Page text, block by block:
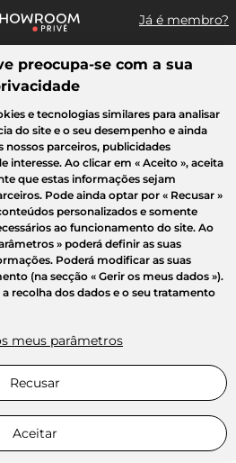
Já é membro?
um artigo, uma venda...
Desporto Casa Criança Beleza
preocupa-se com a sua
e tecnologias similares para analisar
do site e o seu desempenho e ainda
parceiros, publicidades
interesse. Ao clicar em « Aceito », aceita
que estas informações sejam
Pode ainda optar por « Recusar »
personalizados e somente
ao funcionamento do site. Ao
» poderá definir as suas
Poderá modificar as suas
(na secção « Gerir os meus dados »).
recolha dos dados e o seu tratamento
meus parâmetros
Recusar
Aceitar